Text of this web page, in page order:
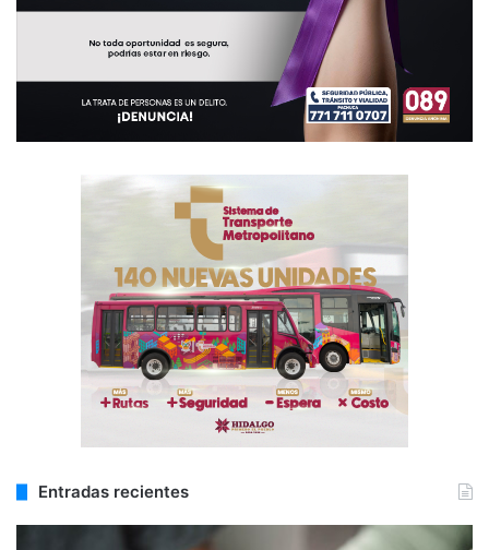
Entradas recientes